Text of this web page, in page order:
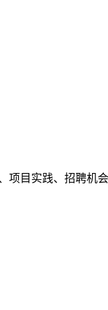
项目实践、招聘机会